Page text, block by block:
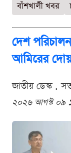
বাঁশখালী খবর
দেশ
আমিরের দোয়া
জাতীয় ডেস্ক .
২০২৬ আগস্ট ০৯